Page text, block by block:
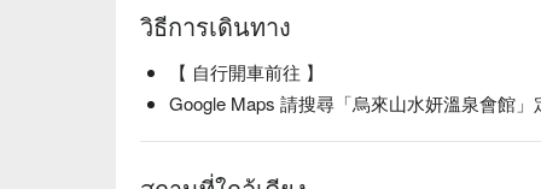
วิธีการเดินทาง
【 自行開車前往 】
Google Maps 請搜尋「烏來山水妍溫泉會館」